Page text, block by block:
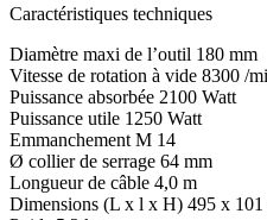
Caractéristiques techniques
Diamètre maxi de l’outil 180 mm
Vitesse de rotation à vide 8300 /
Puissance absorbée 2100 Watt
Puissance utile 1250 Watt
Emmanchement M 14
Ø collier de serrage 64 mm
Longueur de câble 4,0 m
Dimensions (L x l x H) 495 x